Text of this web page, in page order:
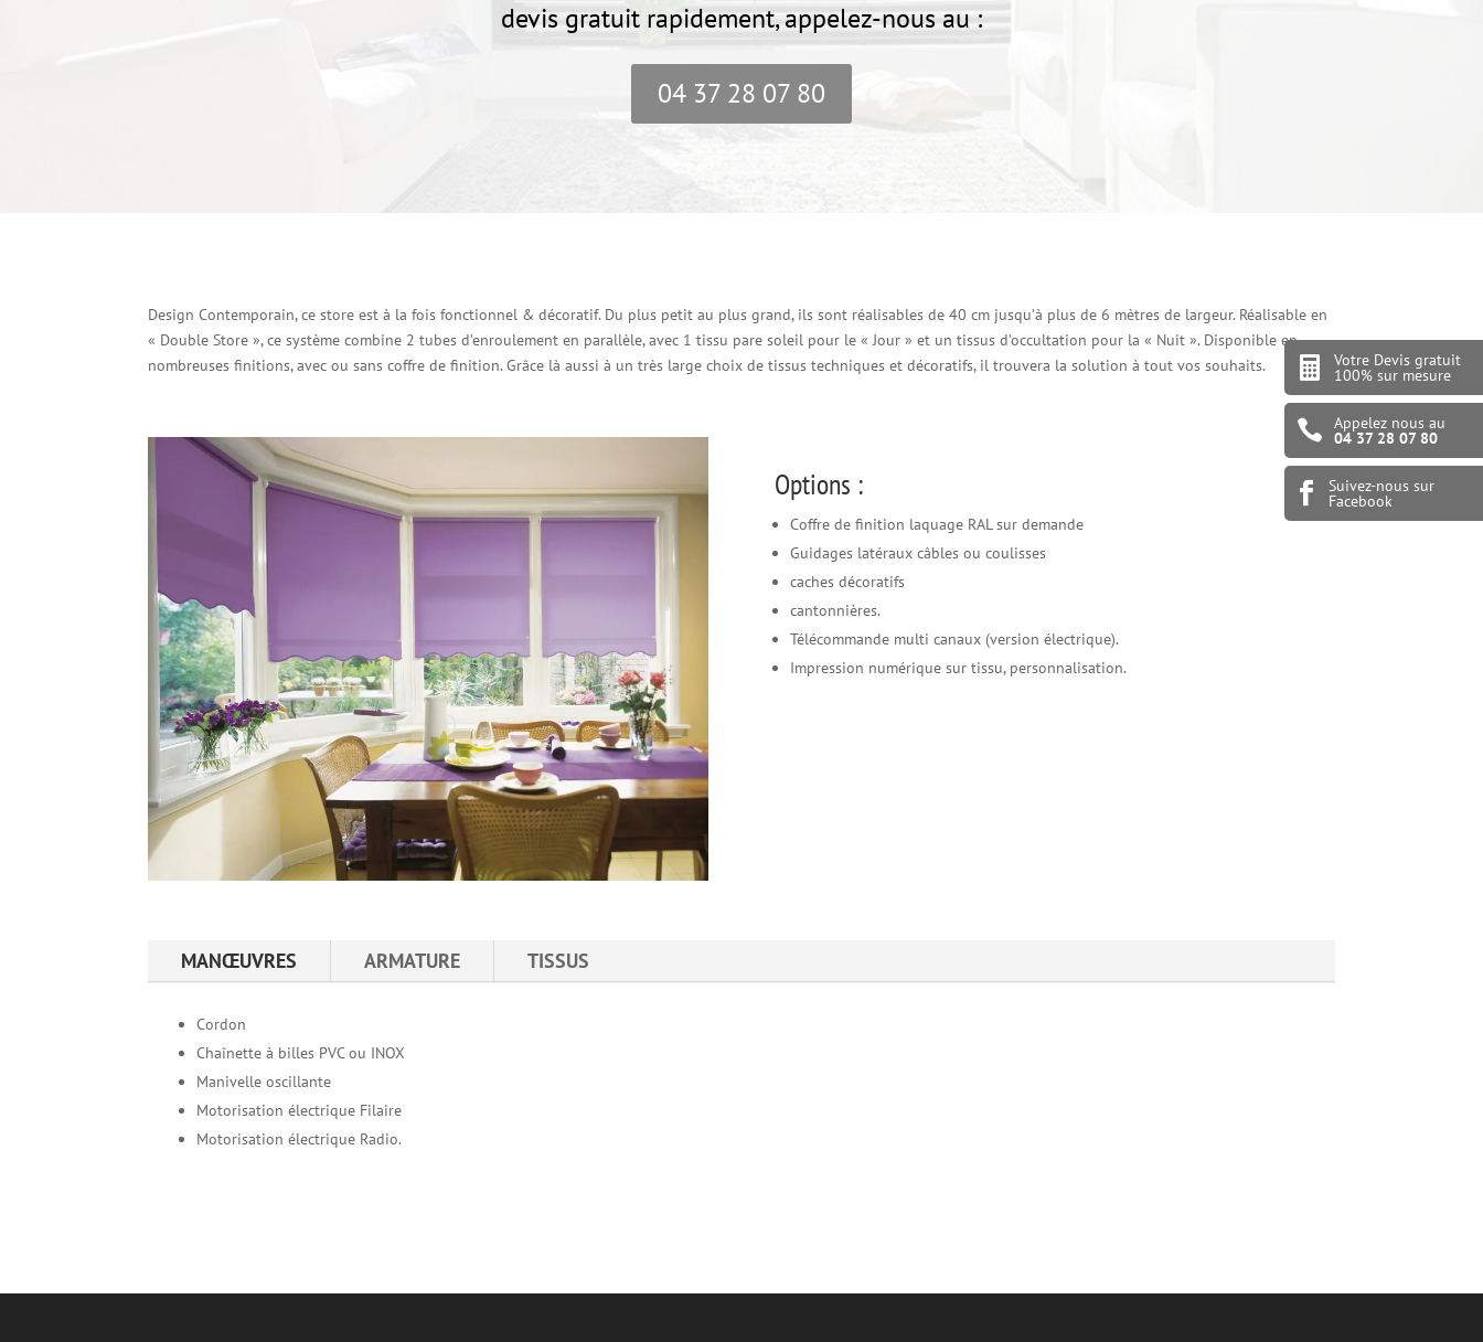
devis gratuit rapidement, appelez-nous au :
04 37 28 07 80
Design Contemporain, ce store est à la fois fonctionnel & décoratif. Du plus petit au plus grand, ils sont réalisables de 40 cm jusqu’à plus de 6 mètres de largeur. Réalisable en
« Double Store », ce système combine 2 tubes d’enroulement en parallèle, avec 1 tissu pare soleil pour le « Jour » et un tissus d’occultation pour la « Nuit ». Disponible en
nombreuses finitions, avec ou sans coffre de finition. Grâce là aussi à un très large choix de tissus techniques et décoratifs, il trouvera la solution à tout vos souhaits.
Options :
Coffre de finition laquage RAL sur demande
Guidages latéraux câbles ou coulisses
caches décoratifs
cantonnières.
Télécommande multi canaux (version électrique).
Impression numérique sur tissu, personnalisation.
MANŒUVRES ARMATURE TISSUS
Cordon
Chaînette à billes PVC ou INOX
Manivelle oscillante
Motorisation électrique Filaire
Motorisation électrique Radio.
 Votre Devis gratuit
100% sur mesure
 Appelez nous au
04 37 28 07 80
 Suivez-nous sur
Facebook